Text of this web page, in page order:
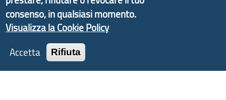
Copyright © 2017 Città metropolitana di Genova |
CF: 80007350103
Tecnologie e Accessibilità
consenso, in qualsiasi momento.
Visualizza la Cookie Policy
Accetta
Rifiuta